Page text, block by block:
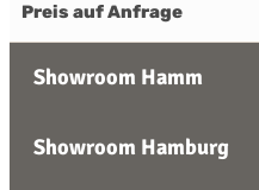
Modellen mit variablen
Service Die Palette der
mischen. Jedes Möbelstück von
Wunschfarbton aus der
Preis auf Anfrage
Showroom Hamm
Showroom Hamburg